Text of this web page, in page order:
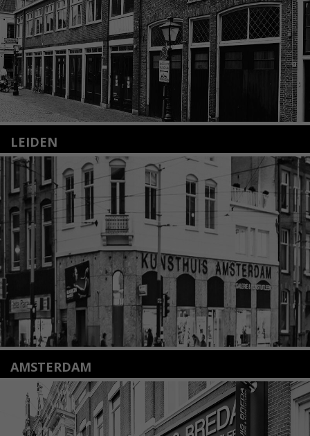
LEIDEN
Nieuwstraat 35
2312 KA Leiden
+31(0)71 – 52 84 480
info@kunsthuisleiden.nl
Lees meer
AMSTERDAM
Amstelveenseweg 135
1075 VX Amsterdam
+31 (0)20 2332546
info@kunsthuisamsterdam.nl